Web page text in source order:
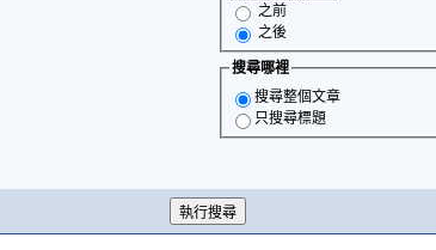
之前
之後
搜尋哪裡
搜尋整個文章
只搜尋標題